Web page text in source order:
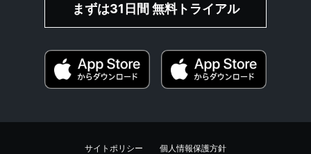
まずは31日間 無料トライアル
サイトポリシー 個人情報保護方針